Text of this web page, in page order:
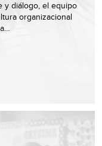
y diálogo, el equipo
organizacional